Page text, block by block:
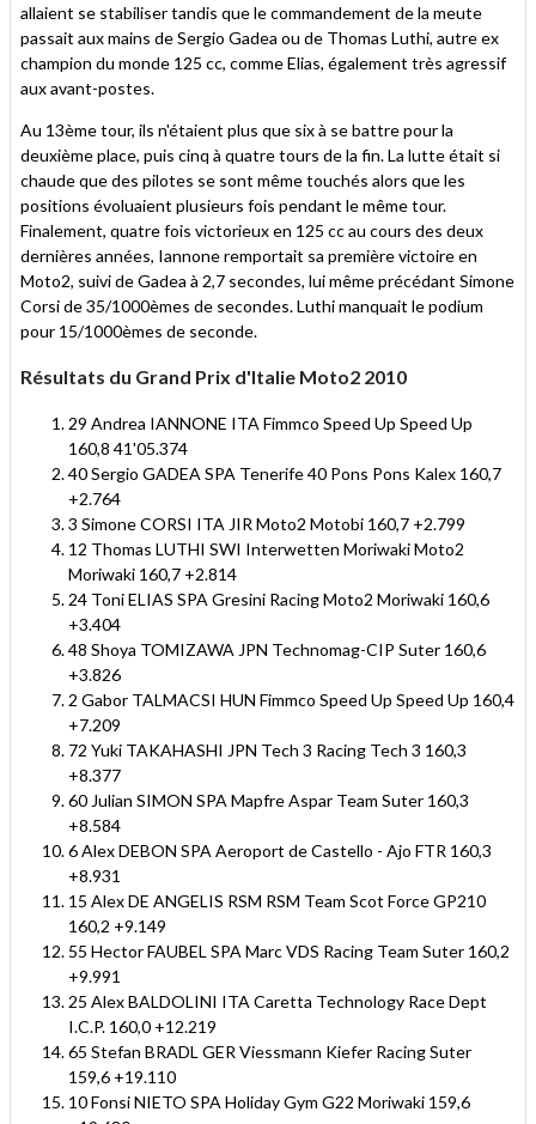
allaient se stabiliser tandis que le commandement de la meute
passait aux mains de Sergio Gadea ou de Thomas Luthi, autre ex
champion du monde 125 cc, comme Elias, également très agressif
aux avant-postes.
Au 13ème tour, ils n'étaient plus que six à se battre pour la
deuxième place, puis cinq à quatre tours de la fin. La lutte était si
chaude que des pilotes se sont même touchés alors que les
positions évoluaient plusieurs fois pendant le même tour.
Finalement, quatre fois victorieux en 125 cc au cours des deux
dernières années, Iannone remportait sa première victoire en
Moto2, suivi de Gadea à 2,7 secondes, lui même précédant Simone
Corsi de 35/1000èmes de secondes. Luthi manquait le podium
pour 15/1000èmes de seconde.
Résultats du Grand Prix d'Italie Moto2 2010
29 Andrea IANNONE ITA Fimmco Speed Up Speed Up
160,8 41'05.374
40 Sergio GADEA SPA Tenerife 40 Pons Pons Kalex 160,7
+2.764
3 Simone CORSI ITA JIR Moto2 Motobi 160,7 +2.799
12 Thomas LUTHI SWI Interwetten Moriwaki Moto2
Moriwaki 160,7 +2.814
24 Toni ELIAS SPA Gresini Racing Moto2 Moriwaki 160,6
+3.404
48 Shoya TOMIZAWA JPN Technomag-CIP Suter 160,6
+3.826
2 Gabor TALMACSI HUN Fimmco Speed Up Speed Up 160,4
+7.209
72 Yuki TAKAHASHI JPN Tech 3 Racing Tech 3 160,3
+8.377
60 Julian SIMON SPA Mapfre Aspar Team Suter 160,3
+8.584
6 Alex DEBON SPA Aeroport de Castello - Ajo FTR 160,3
+8.931
15 Alex DE ANGELIS RSM RSM Team Scot Force GP210
160,2 +9.149
55 Hector FAUBEL SPA Marc VDS Racing Team Suter 160,2
+9.991
25 Alex BALDOLINI ITA Caretta Technology Race Dept
I.C.P. 160,0 +12.219
65 Stefan BRADL GER Viessmann Kiefer Racing Suter
159,6 +19.110
10 Fonsi NIETO SPA Holiday Gym G22 Moriwaki 159,6